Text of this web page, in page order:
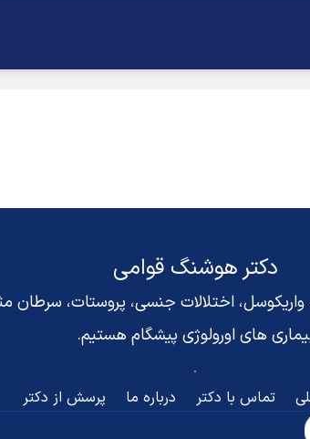
دکتر هوشنگ قوامی
اختلالات جنسی، پروستات،
های اورولوژی پیشگام هستیم.
تماس با دکتر درباره ما پرسش از دکتر